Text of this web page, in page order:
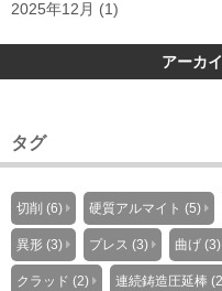
2025年12月 (1)
アーカ
タグ
切削 (6) 硬質アルマイト (5)
異形 (3) プレス (3) 曲げ (3)
クラッド (2) 連続鋳造圧延棒